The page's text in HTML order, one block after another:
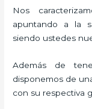
Nos
apuntando a la
siendo ustedes
Además de
disponemos de
con su respectiva